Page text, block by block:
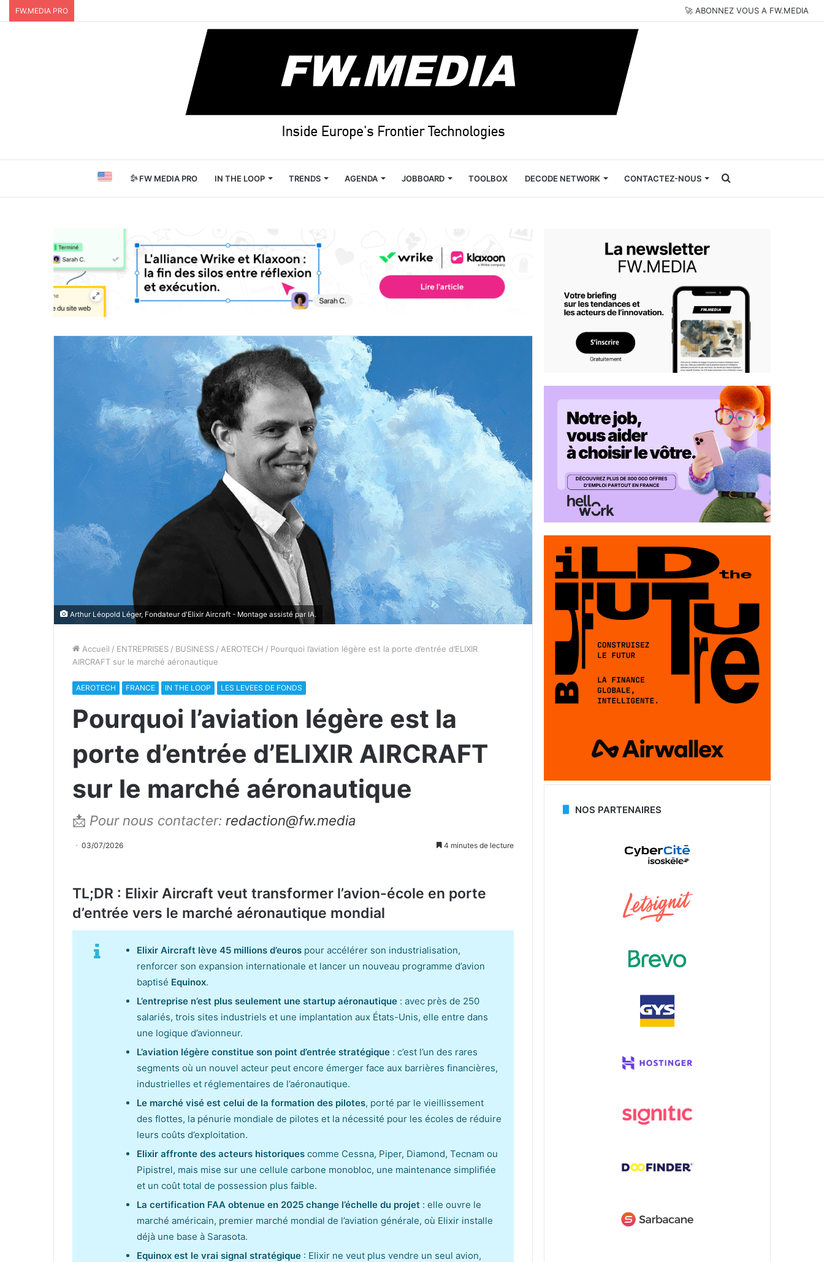
FW.MEDIA PRO 🚀 ABONNEZ VOUS A FW.MEDIA
FW MEDIA PRO IN THE LOOP TRENDS AGENDA JOBBOARD TOOLBOX DECODE NETWORK CONTACTEZ-NOUS Rechercher
Arthur Léopold Léger, Fondateur d'Elixir Aircraft - Montage assisté par IA.
Accueil / ENTREPRISES / BUSINESS / AEROTECH / Pourquoi l’aviation légère est la porte d’entrée d’ELIXIR
AIRCRAFT sur le marché aéronautique
AEROTECH FRANCE IN THE LOOP LES LEVEES DE FONDS
Pourquoi l’aviation légère est la
porte d’entrée d’ELIXIR AIRCRAFT
sur le marché aéronautique
📩 Pour nous contacter: redaction@fw.media
03/07/2026 4 minutes de lecture
TL;DR : Elixir Aircraft veut transformer l’avion-école en porte
d’entrée vers le marché aéronautique mondial
Elixir Aircraft lève 45 millions d’euros pour accélérer son industrialisation,
renforcer son expansion internationale et lancer un nouveau programme d’avion
baptisé Equinox.
L’entreprise n’est plus seulement une startup aéronautique : avec près de 250
salariés, trois sites industriels et une implantation aux États-Unis, elle entre dans
une logique d’avionneur.
L’aviation légère constitue son point d’entrée stratégique : c’est l’un des rares
segments où un nouvel acteur peut encore émerger face aux barrières financières,
industrielles et réglementaires de l’aéronautique.
Le marché visé est celui de la formation des pilotes, porté par le vieillissement
des flottes, la pénurie mondiale de pilotes et la nécessité pour les écoles de réduire
leurs coûts d’exploitation.
Elixir affronte des acteurs historiques comme Cessna, Piper, Diamond, Tecnam ou
Pipistrel, mais mise sur une cellule carbone monobloc, une maintenance simplifiée
et un coût total de possession plus faible.
La certification FAA obtenue en 2025 change l’échelle du projet : elle ouvre le
marché américain, premier marché mondial de l’aviation générale, où Elixir installe
déjà une base à Sarasota.
Equinox est le vrai signal stratégique : Elixir ne veut plus vendre un seul avion,
NOS PARTENAIRES